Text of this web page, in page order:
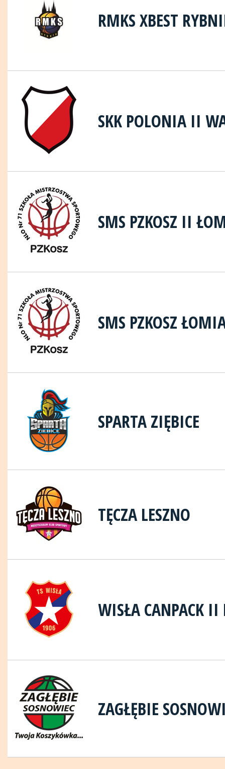
RMKS XBEST
SKK POLONIA II
SMS PZKOSZ II
SMS PZKOSZ
SPARTA ZIĘBICE
TĘCZA LESZNO
WISŁA CANPACK II
ZAGŁĘBIE